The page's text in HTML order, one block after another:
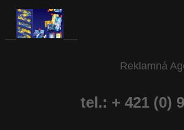
Reklamná
tel.: + 421 (0)